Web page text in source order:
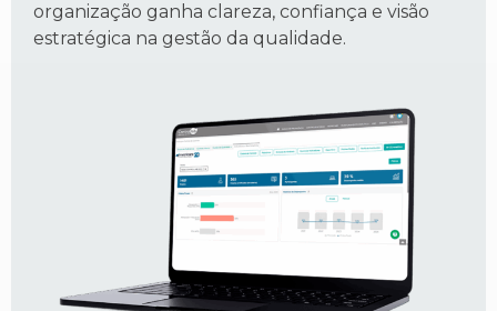
organização ganha clareza, confiança e visão
estratégica na gestão da qualidade.